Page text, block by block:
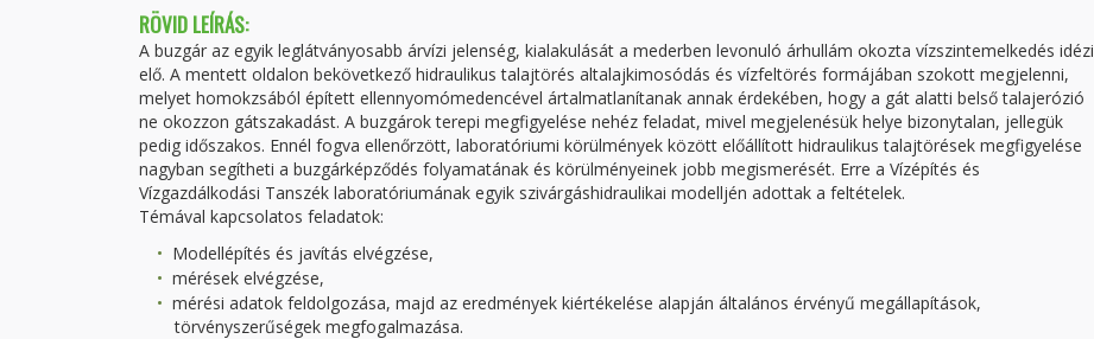
RÖVID LEÍRÁS:
A buzgár az egyik leglátványosabb árvízi jelenség, kialakulását a mederben levonuló árhullám okozta vízszintemelkedés idézi
elő. A mentett oldalon bekövetkező hidraulikus talajtörés altalajkimosódás és vízfeltörés formájában szokott megjelenni,
melyet homokzsából épített ellennyomómedencével ártalmatlanítanak annak érdekében, hogy a gát alatti belső talajerózió
ne okozzon gátszakadást. A buzgárok terepi megfigyelése nehéz feladat, mivel megjelenésük helye bizonytalan, jellegük
pedig időszakos. Ennél fogva ellenőrzött, laboratóriumi körülmények között előállított hidraulikus talajtörések megfigyelése
nagyban segítheti a buzgárképződés folyamatának és körülményeinek jobb megismerését. Erre a Vízépítés és
Vízgazdálkodási Tanszék laboratóriumának egyik szivárgáshidraulikai modelljén adottak a feltételek.
Témával kapcsolatos feladatok:
Modellépítés és javítás elvégzése,
mérések elvégzése,
mérési adatok feldolgozása, majd az eredmények kiértékelése alapján általános érvényű megállapítások,
törvényszerűségek megfogalmazása.